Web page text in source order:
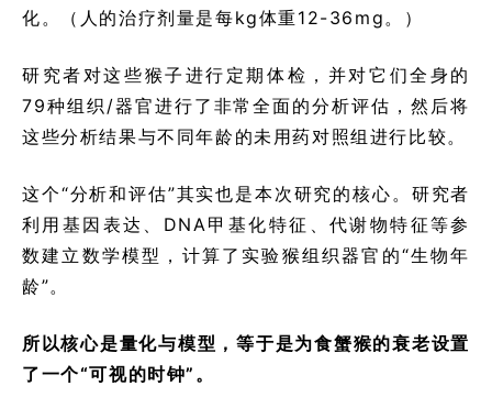
化。（人的治疗剂量是每kg体重12-36mg。）
研究者对这些猴子进行定期体检，并对它们全身的
79种组织/器官进行了非常全面的分析评估，然后将
这些分析结果与不同年龄的未用药对照组进行比较。
这个“分析和评估”其实也是本次研究的核心。研究者
利用基因表达、DNA甲基化特征、代谢物特征等参
数建立数学模型，计算了实验猴组织器官的“生物年
龄”。
所以核心是量化与模型，等于是为食蟹猴的衰老设置
了一个“可视的时钟”。